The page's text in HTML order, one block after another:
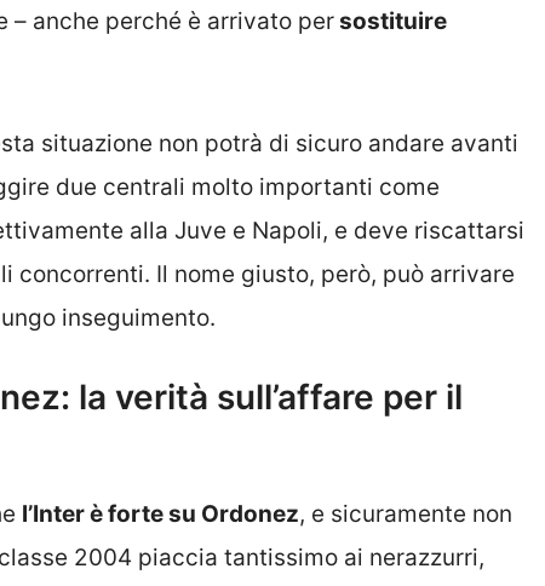
– anche perché è arrivato persostituire
situazione non potrà di sicuro andare avanti
due centrali molto importanti come
alla Juve e Napoli, e deve riscattarsi
concorrenti. Il nome giusto, però, può arrivare
inseguimento.
la verità sull’affare per il
l’Inter è forte su Ordonez, e sicuramente non
2004 piaccia tantissimo ai nerazzurri,